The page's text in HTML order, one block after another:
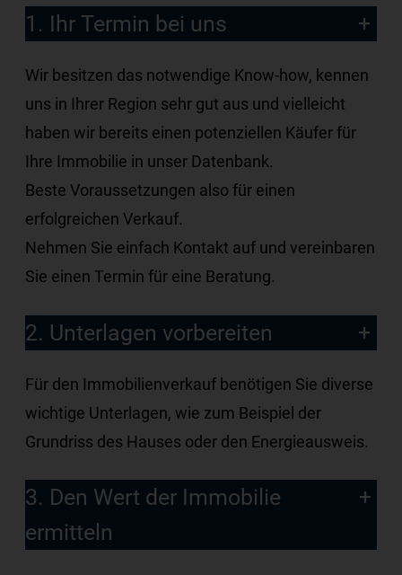
1. Ihr Termin bei uns
Wir besitzen das notwendige Know-how, kennen
uns in Ihrer Region sehr gut aus und vielleicht
haben wir bereits einen potenziellen Käufer für
Ihre Immobilie in unser Datenbank.
Beste Voraussetzungen also für einen
erfolgreichen Verkauf.
Nehmen Sie einfach Kontakt auf und vereinbaren
Sie einen Termin für eine Beratung.
2. Unterlagen vorbereiten
Für den Immobilienverkauf benötigen Sie diverse
wichtige Unterlagen, wie zum Beispiel der
Grundriss des Hauses oder den Energieausweis.
3. Den Wert der Immobilie
ermitteln